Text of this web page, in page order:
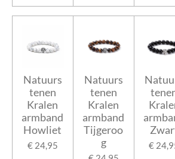
Natuurs
tenen
Kralen
armband
Howliet
€ 24,95
Natuurs
tenen
Kralen
armband
Tijgeroo
g
€